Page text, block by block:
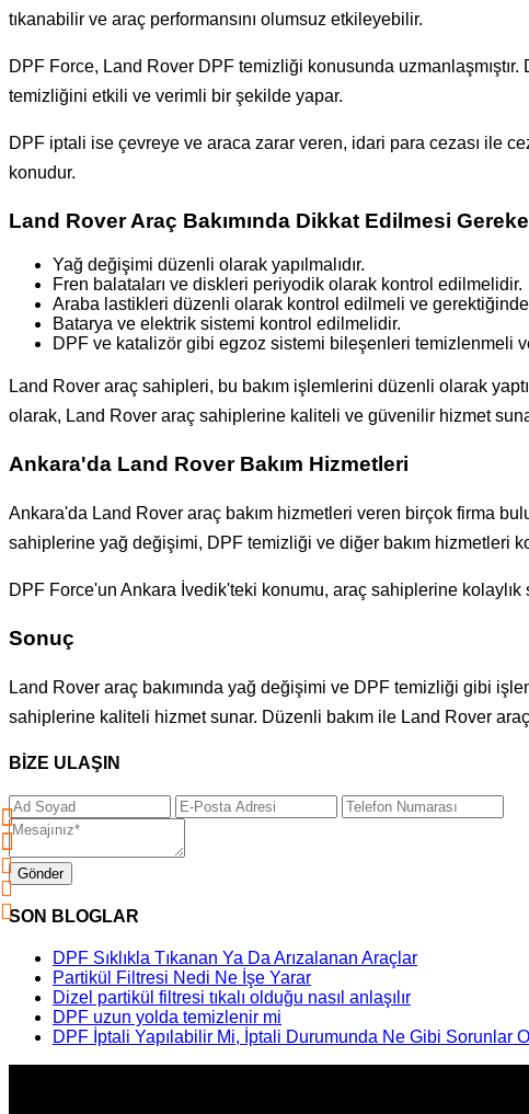
tıkanabilir ve araç performansını olumsuz etkileyebilir.
DPF Force, Land Rover DPF temizliği konusunda uzmanlaşmıştır.
temizliğini etkili ve verimli bir şekilde yapar.
DPF iptali ise çevreye ve araca zarar veren, idari para cezası ile
konudur.
Land Rover Araç Bakımında Dikkat Edilmesi
Yağ değişimi düzenli olarak yapılmalıdır.
Fren balataları ve diskleri periyodik olarak kontrol edilmelidir.
Araba lastikleri düzenli olarak kontrol edilmeli ve
Batarya ve elektrik sistemi kontrol edilmelidir.
DPF ve katalizör gibi egzoz sistemi bileşenleri temizlenmeli
Land Rover araç sahipleri, bu bakım işlemlerini düzenli olarak
olarak, Land Rover araç sahiplerine kaliteli ve güvenilir hizmet
Ankara'da Land Rover Bakım Hizmetleri
Ankara'da Land Rover araç bakım hizmetleri veren birçok firma
sahiplerine yağ değişimi, DPF temizliği ve diğer bakım hizmetleri
DPF Force'un Ankara İvedik'teki konumu, araç sahiplerine
Sonuç
Land Rover araç bakımında yağ değişimi ve DPF temizliği gibi
sahiplerine kaliteli hizmet sunar. Düzenli bakım ile Land Rover
BİZE ULAŞIN
Gönder
SON BLOGLAR
DPF Sıklıkla Tıkanan Ya Da Arızalanan Araçlar
Partikül Filtresi Nedi Ne İşe Yarar
Dizel partikül filtresi tıkalı olduğu nasıl anlaşılır
DPF uzun yolda temizlenir mi
DPF İptali Yapılabilir Mi, İptali Durumunda Ne Gibi Sorunlar